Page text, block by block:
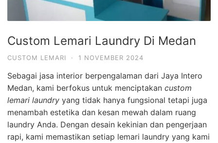
Custom Lemari Laundry Di Medan
CUSTOM LEMARI · 1 NOVEMBER 2024
Sebagai jasa interior berpengalaman dari Jaya Intero
Medan, kami berfokus untuk menciptakan custom
lemari laundry yang tidak hanya fungsional tetapi juga
menambah estetika dan kesan mewah dalam ruang
laundry Anda. Dengan desain kekinian dan pengerjaan
rapi, kami memastikan setiap lemari laundry yang kami